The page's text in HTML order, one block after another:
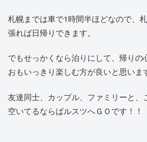
札幌までは車で1時間半ほどなので、
張れば日帰りできます。
でもせっかくなら泊りにして、帰りの
おもいっきり楽しむ方が良いと思いま
友達同士、カップル、ファミリーと、
空いてるならばルスツへＧＯです！！